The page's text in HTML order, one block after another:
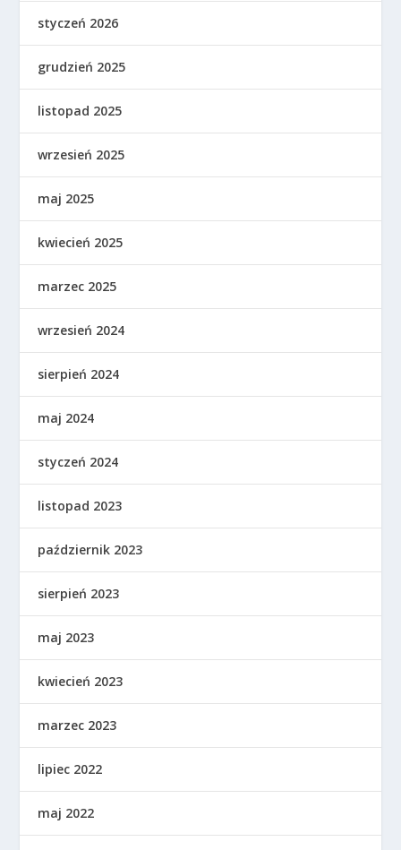
styczeń 2026
grudzień 2025
listopad 2025
wrzesień 2025
maj 2025
kwiecień 2025
marzec 2025
wrzesień 2024
sierpień 2024
maj 2024
styczeń 2024
listopad 2023
październik 2023
sierpień 2023
maj 2023
kwiecień 2023
marzec 2023
lipiec 2022
maj 2022